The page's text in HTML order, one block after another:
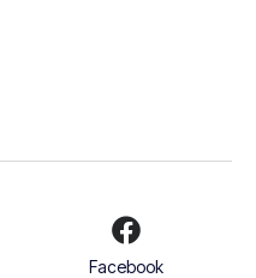
Facebook